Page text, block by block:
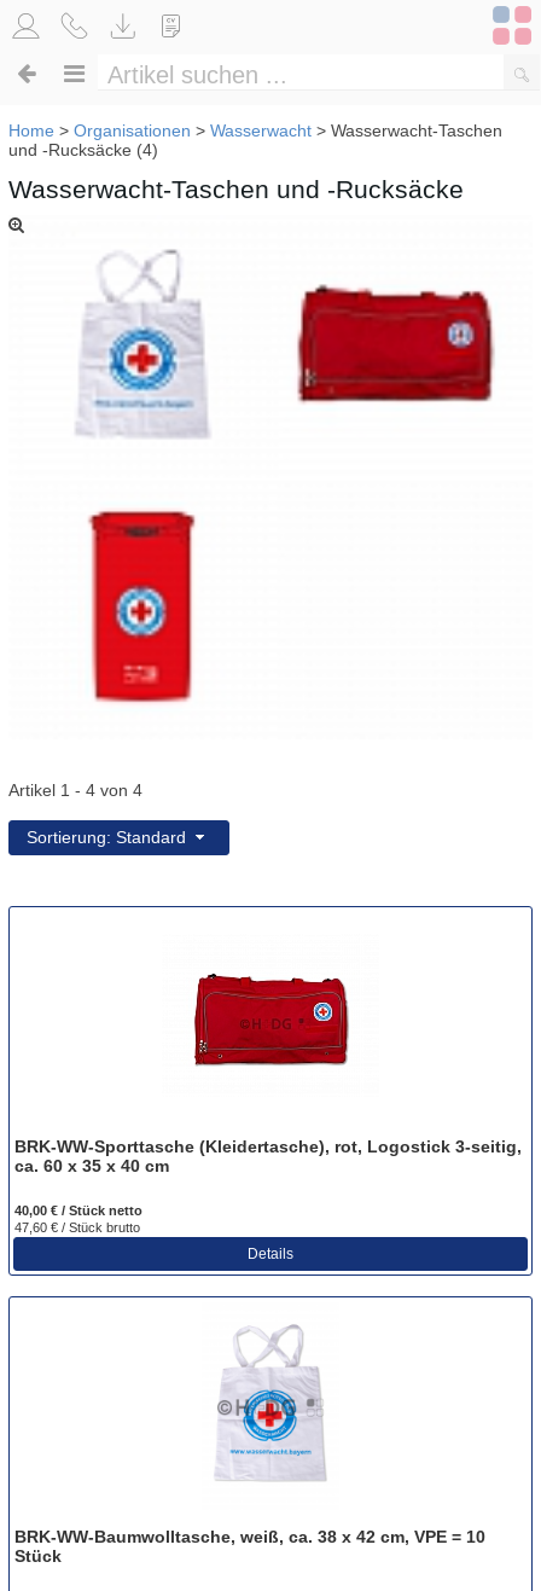
Home > Organisationen > Wasserwacht > Wasserwacht-Taschen
und -Rucksäcke (4)
Wasserwacht-Taschen und -Rucksäcke
Artikel 1 - 4 von 4
Sortierung: Standard
BRK-WW-Sporttasche (Kleidertasche), rot, Logostick 3-seitig,
ca. 60 x 35 x 40 cm
40,00 € / Stück netto
47,60 € / Stück brutto
Details
BRK-WW-Baumwolltasche, weiß, ca. 38 x 42 cm, VPE = 10
Stück